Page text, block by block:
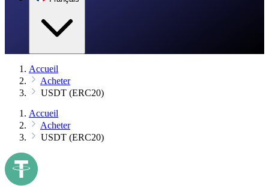
Accueil
Acheter
USDT (ERC20)
Accueil
Acheter
USDT (ERC20)